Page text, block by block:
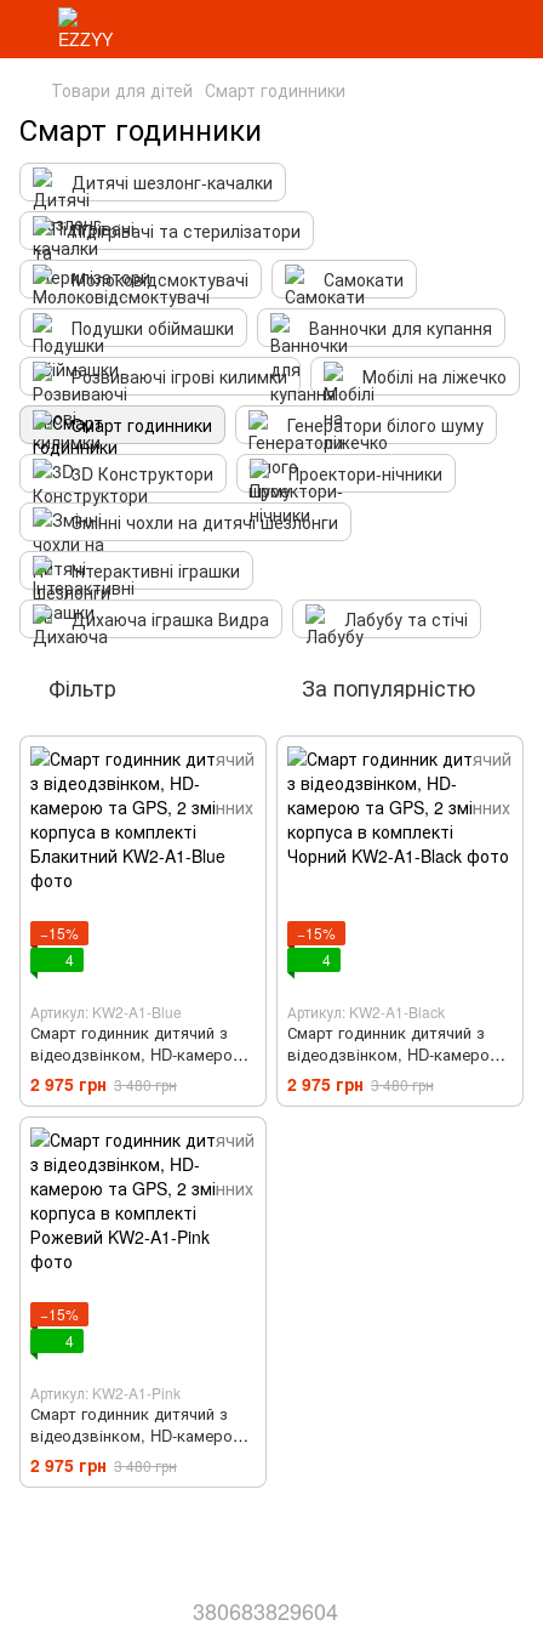
Товари для дітей Смарт годинники
Смарт годинники
Дитячі шезлонг-качалки
Підігрівачі та стерилізатори
Молоковідсмоктувачі
Самокати
Подушки обіймашки
Ванночки для купання
Розвиваючі ігрові килимки
Мобілі на ліжечко
Смарт годинники
Генератори білого шуму
3D Конструктори
Проектори-нічники
Змінні чохли на дитячі шезлонги
Інтерактивні іграшки
Дихаюча іграшка Видра
Лабубу та стічі
Фільтр За популярністю
−15%
4
Артикул: KW2-A1-Blue
Смарт годинник дитячий з
відеодзвінком, HD-камерою
та GPS, 2 змінних корпуса в
комплекті Блакитний
2 975 грн 3 480 грн
−15%
4
Артикул: KW2-A1-Black
Смарт годинник дитячий з
відеодзвінком, HD-камерою
та GPS, 2 змінних корпуса в
комплекті Чорний
2 975 грн 3 480 грн
−15%
4
Артикул: KW2-A1-Pink
Смарт годинник дитячий з
відеодзвінком, HD-камерою
та GPS, 2 змінних корпуса в
комплекті Рожевий
2 975 грн 3 480 грн
380683829604